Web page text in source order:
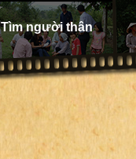
Tìm người thân